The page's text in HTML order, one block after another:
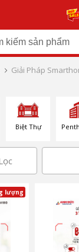
Giải Pháp
Biệt Thự
lượng